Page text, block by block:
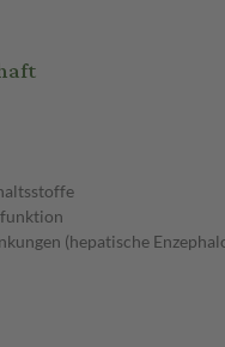
(hepatische